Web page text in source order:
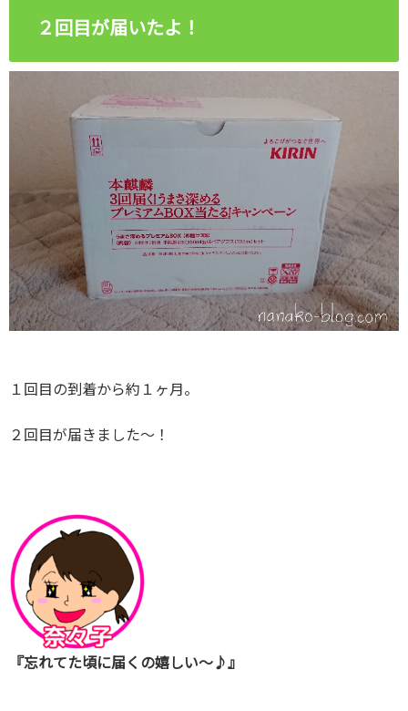
２回目が届いたよ！
１回目の到着から約１ヶ月。
２回目が届きました～！
『忘れてた頃に届くの嬉しい～♪』